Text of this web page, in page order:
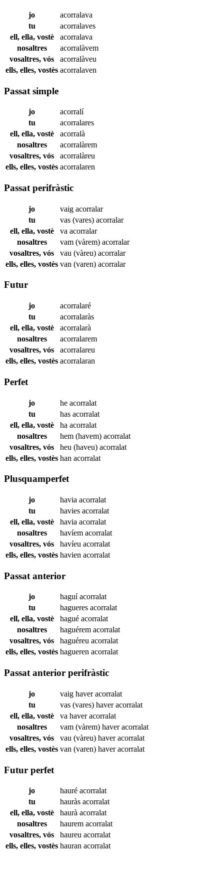
jo
acorralava
tu
acorralaves
ell, ella, vostè
acorralava
nosaltres
acorralàvem
vosaltres, vós
acorralàveu
ells, elles, vostès acorralaven
Passat simple
jo
acorralí
tu
acorralares
ell, ella, vostè
acorralà
nosaltres
acorralàrem
vosaltres, vós
acorralàreu
ells, elles, vostès acorralaren
Passat perifràstic
jo vaig acorralar
tu
vas (vares) acorralar
ell, ella, vostè
va acorralar
nosaltres
vam (vàrem) acorralar
vosaltres, vós
vau (vàreu) acorralar
ells, elles, vostès van (varen) acorralar
Futur
jo
acorralaré
tu
acorralaràs
ell, ella, vostè
acorralarà
nosaltres
acorralarem
vosaltres, vós
acorralareu
ells, elles, vostès acorralaran
Perfet
jo he acorralat
tu
has acorralat
ell, ella, vostè
ha acorralat
nosaltres
hem (havem) acorralat
vosaltres, vós
heu (haveu) acorralat
ells, elles, vostès han acorralat
Plusquamperfet
jo havia acorralat
tu
havies acorralat
ell, ella, vostè
havia acorralat
nosaltres
havíem acorralat
vosaltres, vós
havíeu acorralat
ells, elles, vostès havien acorralat
Passat anterior
jo haguíacorralat
tu
hagueres acorralat
ell, ella, vostè
hagué acorralat
nosaltres
haguérem acorralat
vosaltres, vós
haguéreu acorralat
ells, elles, vostès hagueren acorralat
Passat anterior perifràstic
jo vaig haveracorralat
tu
vas (vares) haveracorralat
ell, ella, vostè
va haveracorralat
nosaltres
vam (vàrem) haveracorralat
vosaltres, vós
vau (vàreu) haveracorralat
ells, elles, vostès van (varen) haveracorralat
Futur perfet
jo hauré acorralat
tu
hauràs acorralat
ell, ella, vostè
haurà acorralat
nosaltres
haurem acorralat
vosaltres, vós
haureu acorralat
ells, elles, vostès hauran acorralat